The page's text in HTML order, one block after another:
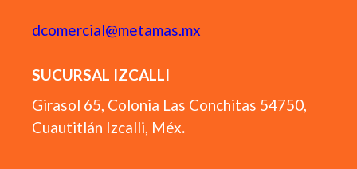
dcomercial@metamas.mx
SUCURSAL IZCALLI
Girasol 65, Colonia Las Conchitas 54750,
Cuautitlán Izcalli, Méx.